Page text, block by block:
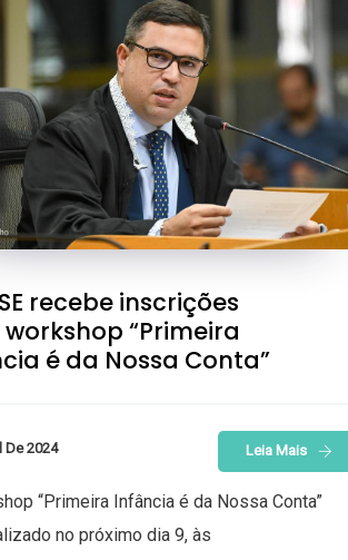
recebe inscrições
“Primeira
é da Nossa Conta”
De 2024 Leia Mais
“Primeira Infância é da Nossa Conta”
no próximo dia 9, às